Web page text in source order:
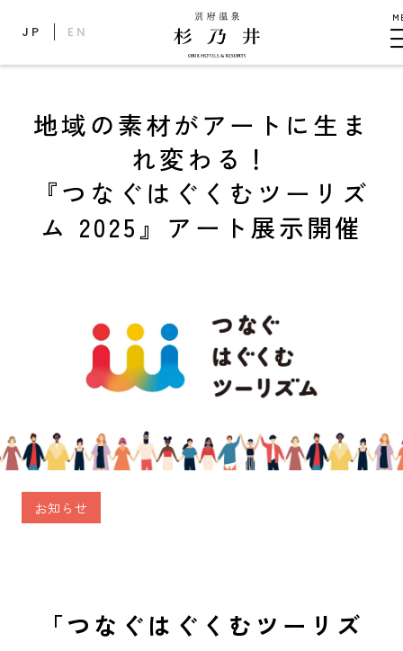
JP EN
地域の素材がアートに生ま
れ変わる！
『つなぐはぐくむツーリズ
ム 2025』アート展示開催
お知らせ
「つなぐはぐくむツーリズ